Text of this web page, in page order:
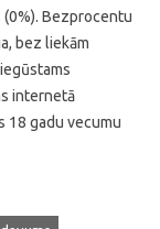
Bezprocentu
bez liekām
internetā
18 gadu vecumu